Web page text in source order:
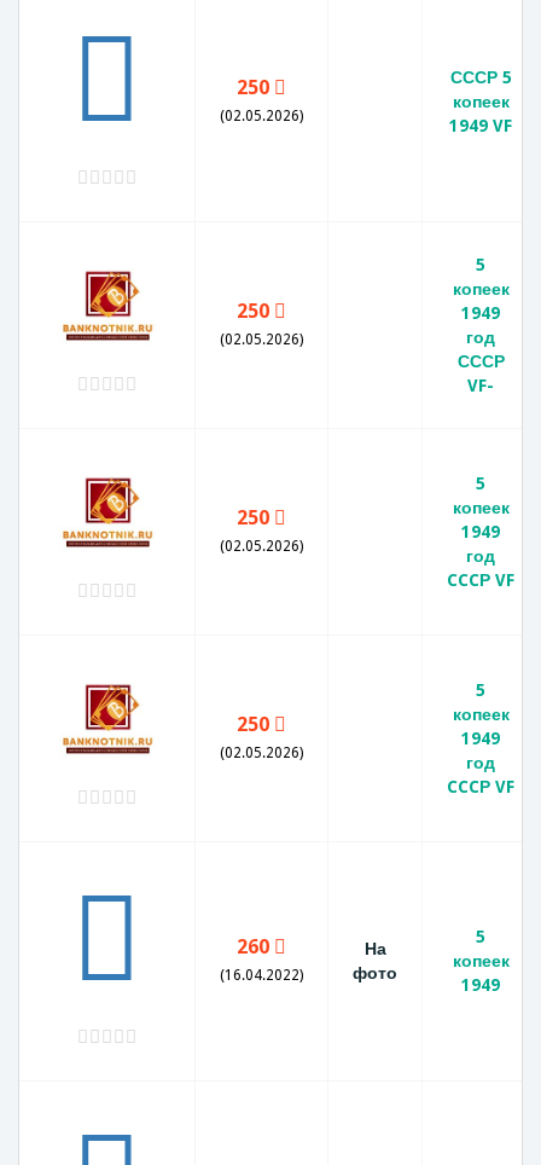
250
(02.05.2026)
СССР 5
копеек
1949 VF
250
(02.05.2026)
5
копеек
1949
год
СССР
VF-
250
(02.05.2026)
5
копеек
1949
год
CCCР VF
250
(02.05.2026)
5
копеек
1949
год
CCCР VF
260
(16.04.2022)
На
фото
5
копеек
1949